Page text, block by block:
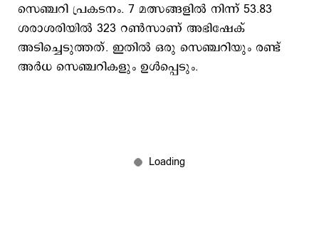
സെഞ്ചറി പ്രകടനം. 7 മത്സങ്ങളില്‍ നിന്ന് 53.83
ശരാശരിയിൽ 323 റൺസാണ് അഭിഷേക്
അടിച്ചെടുത്തത്. ഇതില്‍ ഒരു സെഞ്ചറിയും രണ്ട്
അർധ സെഞ്ചറികളും ഉള്‍പ്പെടും.